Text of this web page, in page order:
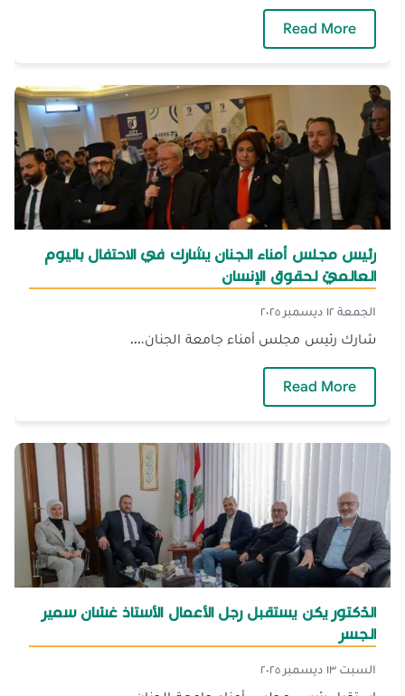
Read More
رئيس مجلس أمناء الجنان يشارك في الاحتفال باليوم
العالميّ لحقوق الإنسان
الجمعة ١٢ ديسمبر ٢٠٢٥
شارك رئيس مجلس أمناء جامعة الجنان،...
Read More
الدّكتور يكن يستقبل رجل الأعمال الأستاذ غسّان سمير
الجسر
السبت ١٣ ديسمبر ٢٠٢٥